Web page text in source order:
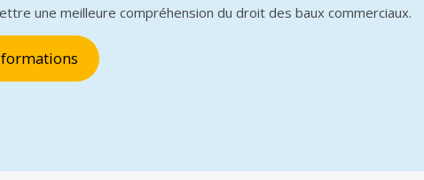
une meilleure compréhension du droit des baux commerciaux.